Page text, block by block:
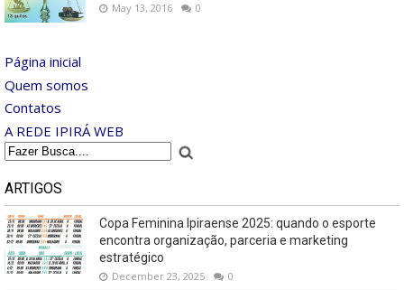
May 13, 2016 0
Página inicial
Quem somos
Contatos
A REDE IPIRÁ WEB
ARTIGOS
Copa Feminina Ipiraense 2025: quando o esporte
encontra organização, parceria e marketing
estratégico
December 23, 2025 0